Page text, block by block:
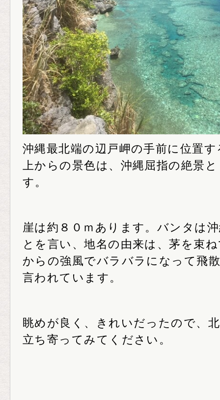
沖縄最北端の辺戸岬の手前に位置
上からの景色は、沖縄屈指の絶景
す。
崖は約８０ｍあります。バンタは
とを言い、地名の由来は、茅を束
からの強風でバラバラになって飛
言われています。
眺めが良く、きれいだったので、
立ち寄ってみてください。